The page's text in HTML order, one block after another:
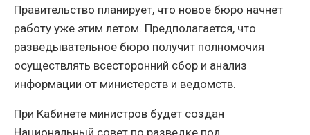
Правительство планирует, что новое бюро начнет
работу уже этим летом. Предполагается, что
разведывательное бюро получит полномочия
осуществлять всесторонний сбор и анализ
информации от министерств и ведомств.
При Кабинете министров будет создан